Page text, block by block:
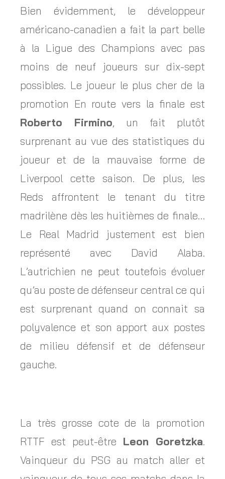
Bien évidemment, le développeur
américano-canadien a fait la part belle
à la Ligue des Champions avec pas
moins de neuf joueurs sur dix-sept
possibles. Le joueur le plus cher de la
promotion En route vers la finale est
Roberto Firmino, un fait plutôt
surprenant au vue des statistiques du
joueur et de la mauvaise forme de
Liverpool cette saison. De plus, les
Reds affrontent le tenant du titre
madrilène dès les huitièmes de finale…
Le Real Madrid justement est bien
représenté avec David Alaba.
L’autrichien ne peut toutefois évoluer
qu’au poste de défenseur central ce qui
est surprenant quand on connait sa
polyvalence et son apport aux postes
de milieu défensif et de défenseur
gauche.
La très grosse cote de la promotion
RTTF est peut-être Leon Goretzka.
Vainqueur du PSG au match aller et